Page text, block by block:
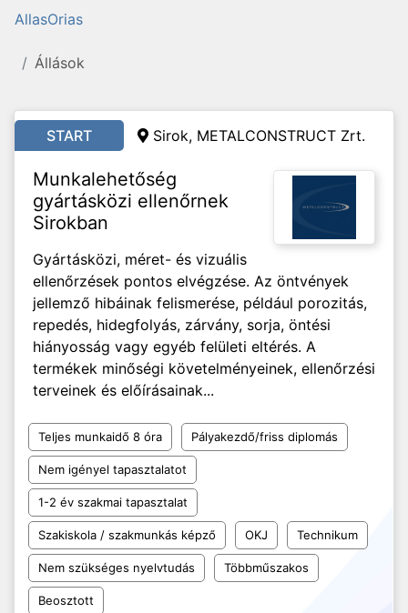
AllasOrias
Állások
START Sirok, METALCONSTRUCT Zrt.
Munkalehetőség
gyártásközi ellenőrnek
Sirokban
Gyártásközi, méret- és vizuális
ellenőrzések pontos elvégzése. Az öntvények
jellemző hibáinak felismerése, például porozitás,
repedés, hidegfolyás, zárvány, sorja, öntési
hiányosság vagy egyéb felületi eltérés. A
termékek minőségi követelményeinek, ellenőrzési
terveinek és előírásainak...
Teljes munkaidő 8 óra Pályakezdő/friss diplomás
Nem igényel tapasztalatot
1-2 év szakmai tapasztalat
Szakiskola / szakmunkás képző OKJ Technikum
Nem szükséges nyelvtudás Többműszakos
Beosztott